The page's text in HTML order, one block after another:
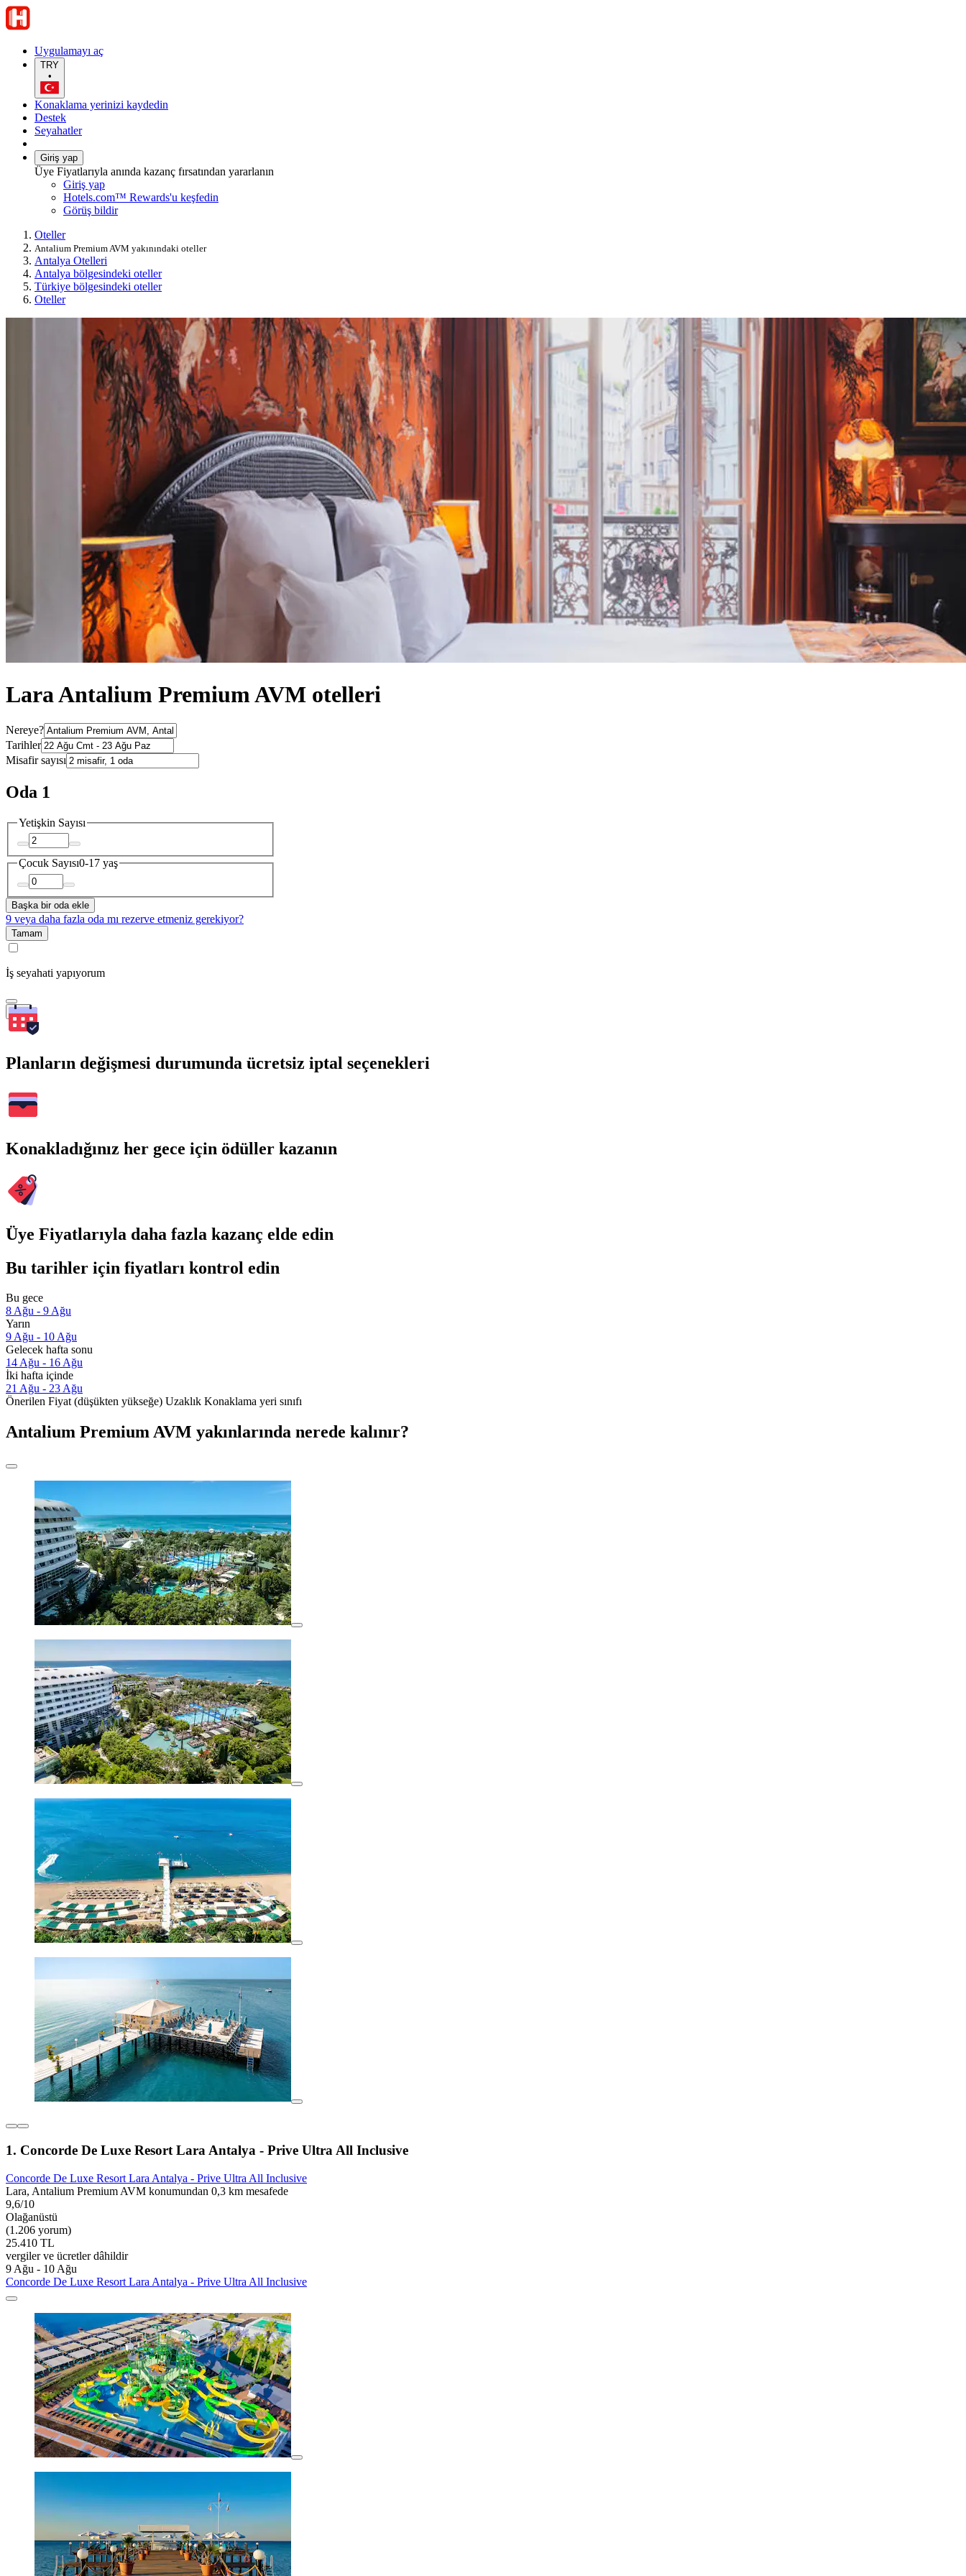
Uygulamayı aç
TRY
•
Konaklama yerinizi kaydedin
Destek
Seyahatler
Giriş yap
Üye Fiyatlarıyla anında kazanç fırsatından yararlanın
Giriş yap
Hotels.com™ Rewards'u keşfedin
Görüş bildir
Oteller
Antalium Premium AVM yakınındaki oteller
Antalya Otelleri
Antalya bölgesindeki oteller
Türkiye bölgesindeki oteller
Oteller
Lara Antalium Premium AVM otelleri
Nereye?
Tarihler
Misafir sayısı
Oda 1
Yetişkin Sayısı
Çocuk Sayısı0-17 yaş
Başka bir oda ekle
9 veya daha fazla oda mı rezerve etmeniz gerekiyor?
Tamam
İş seyahati yapıyorum
Ara
Planların değişmesi durumunda ücretsiz iptal seçenekleri
Konakladığınız her gece için ödüller kazanın
Üye Fiyatlarıyla daha fazla kazanç elde edin
Bu tarihler için fiyatları kontrol edin
Bu gece
8 Ağu - 9 Ağu
Yarın
9 Ağu - 10 Ağu
Gelecek hafta sonu
14 Ağu - 16 Ağu
İki hafta içinde
21 Ağu - 23 Ağu
Önerilen Fiyat (düşükten yükseğe) Uzaklık Konaklama yeri sınıfı
Antalium Premium AVM yakınlarında nerede kalınır?
1. Concorde De Luxe Resort Lara Antalya - Prive Ultra All Inclusive
Concorde De Luxe Resort Lara Antalya - Prive Ultra All Inclusive
Lara, Antalium Premium AVM konumundan 0,3 km mesafede
9,6/10
Olağanüstü
(1.206 yorum)
25.410 TL
vergiler ve ücretler dâhildir
9 Ağu - 10 Ağu
Concorde De Luxe Resort Lara Antalya - Prive Ultra All Inclusive